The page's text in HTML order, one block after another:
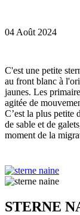
04 Août 2024
C'est une petite
au front blanc à
jaunes. Les
agitée de
C’est la plus petite
de sable et de
moment de la
STERNE